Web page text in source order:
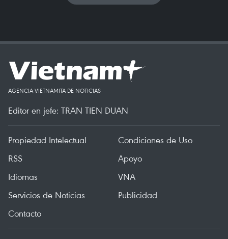
AGENCIA VIETNAMITA DE NOTICIAS
Editor en jefe: TRAN TIEN DUAN
Propiedad Intelectual
Condiciones de Uso
RSS
Apoyo
Idiomas
VNA
Servicios de Noticias
Publicidad
Contacto